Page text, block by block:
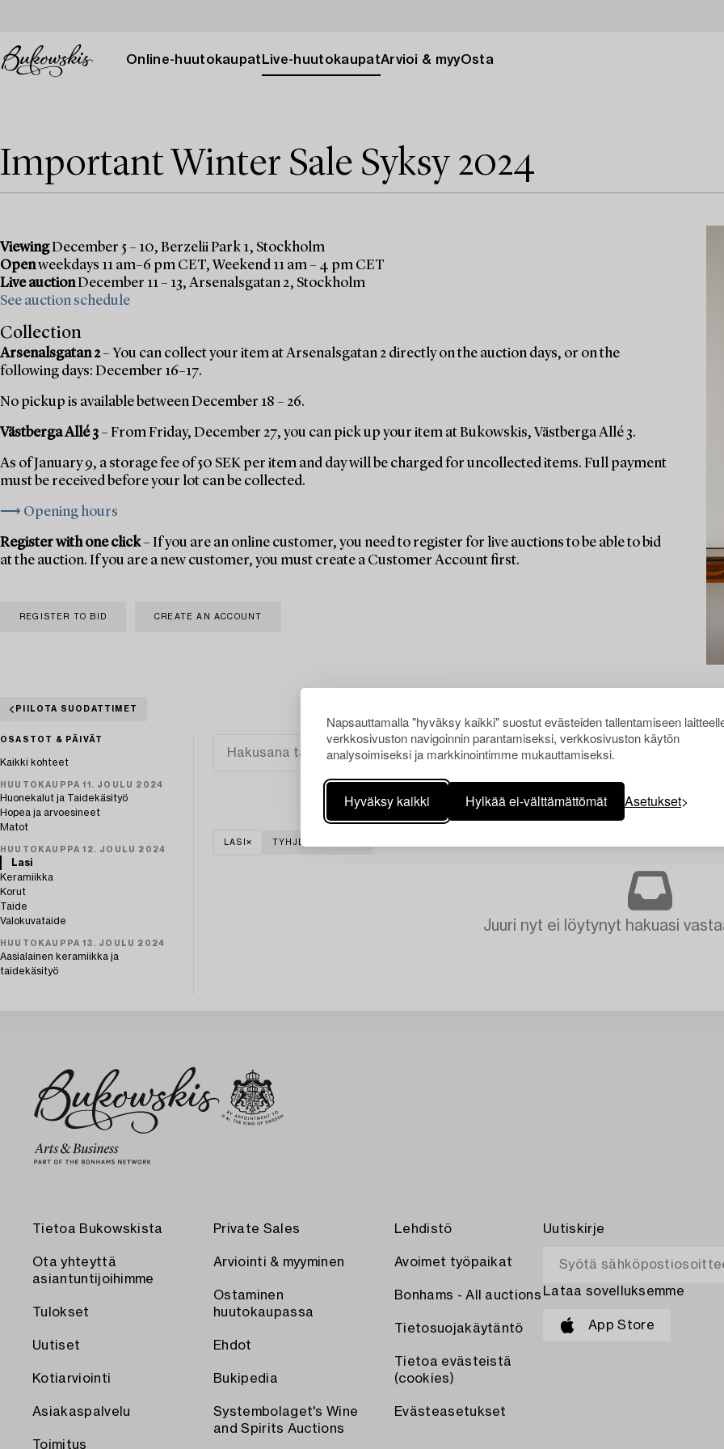
Napsauttamalla "hyväksy kaikki" suostut evästeiden tallentamiseen
verkkosivuston navigoinnin parantamiseksi, verkkosivuston käytön
analysoimiseksi ja markkinointimme mukauttamiseksi.
Hyväksy kaikki Hylkää ei-välttämättömät Asetukset
Online-huutokaupat Live-huutokaupatArvioi & myyOsta
Important Winter Sale Syksy 2024
ViewingDecember 5 – 10, Berzelii Park 1, Stockholm
Openweekdays 11 am–6 pm CET, Weekend 11 am – 4 pm CET
Live auctionDecember 11 – 13, Arsenalsgatan 2, Stockholm
See auction schedule
Collection
Arsenalsgatan 2– You can collect your item at Arsenalsgatan 2 directly on the auction days, or on the
following days: December 16–17.
No pickup is available between December 18 – 26.
Västberga Allé 3– From Friday, December 27, you can pick up your item at Bukowskis, Västberga Allé 3.
As of January 9, a storage fee of 50 SEK per item and day will be charged for uncollected items. Full payment
must be received before your lot can be collected.
⟶ Opening hours
Register with one click– If you are an online customer, you need to register for live auctions to be able to bid
at the auction. If you are a new customer, you must create a Customer Account first.
REGISTER TO BID CREATE AN ACCOUNT
PIILOTA SUODATTIMET
OSASTOT & PÄIVÄT
Kaikki kohteet
HUUTOKAUPPA 11. JOULU 2024
Huonekalut ja Taidekäsityö
Hopea ja arvoesineet
Matot
HUUTOKAUPPA 12. JOULU 2024
Lasi
Keramiikka
Korut
Taide
Valokuvataide
HUUTOKAUPPA 13. JOULU 2024
Aasialainen keramiikka ja
taidekäsityö
LASI TYHJENNÄ KAIKKI
Juuri nyt ei löytynyt hakuasi
Tietoa Bukowskista
Ota yhteyttä
asiantuntijoihimme
Tulokset
Uutiset
Kotiarviointi
Asiakaspalvelu
Toimitus
Private Sales
Arviointi & myyminen
Ostaminen
huutokaupassa
Ehdot
Bukipedia
Systembolaget's Wine
and Spirits Auctions
Lehdistö
Avoimet työpaikat
Bonhams - All auctions
Tietosuojakäytäntö
Tietoa evästeistä
(cookies)
Evästeasetukset
Uutiskirje
Lataa sovelluksemme
App Store